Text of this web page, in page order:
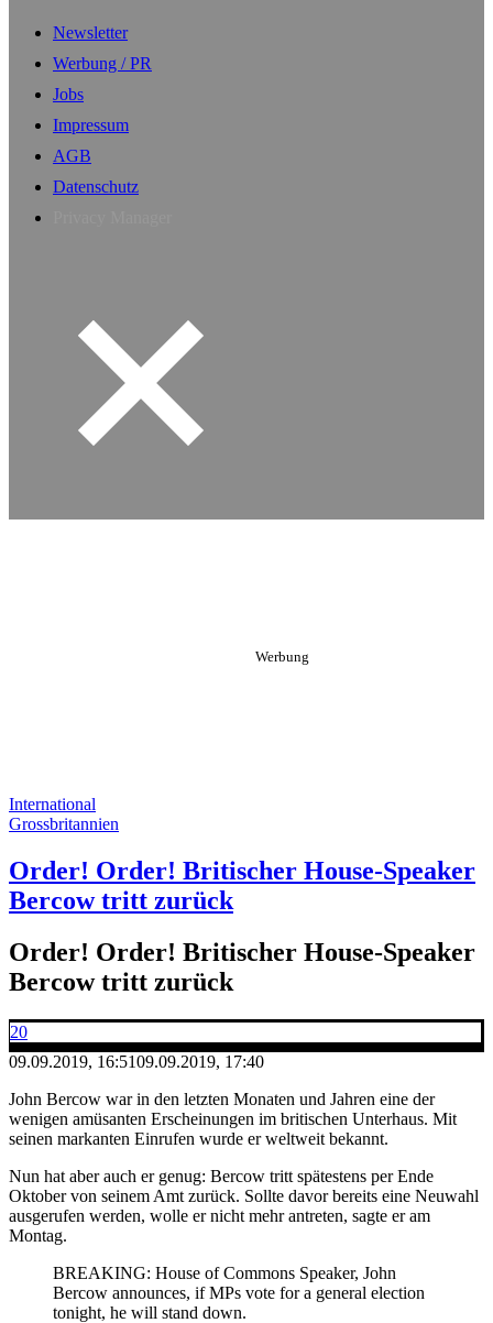
Newsletter
Werbung / PR
Jobs
Impressum
AGB
Datenschutz
International
Grossbritannien
Order! Order! Britischer House-Speaker
Bercow tritt zurück
Order! Order! Britischer House-Speaker
Bercow tritt zurück
20
09.09.2019, 16:5109.09.2019, 17:40
John Bercow war in den letzten Monaten und Jahren eine der
wenigen amüsanten Erscheinungen im britischen Unterhaus. Mit
seinen markanten Einrufen wurde er weltweit bekannt.
Nun hat aber auch er genug: Bercow tritt spätestens per Ende
Oktober von seinem Amt zurück. Sollte davor bereits eine Neuwahl
ausgerufen werden, wolle er nicht mehr antreten, sagte er am
Montag.
BREAKING: House of Commons Speaker, John
Bercow announces, if MPs vote for a general election
tonight, he will stand down.